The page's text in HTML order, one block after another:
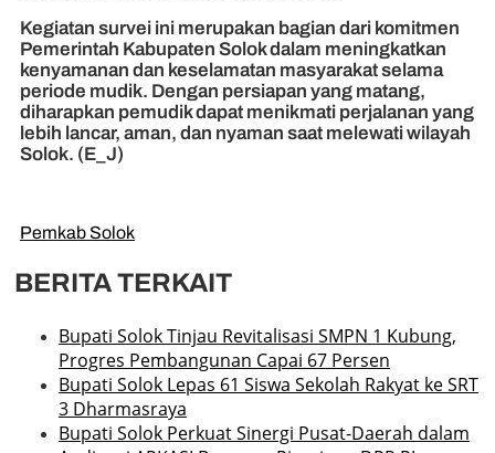
Kegiatan survei ini merupakan bagian dari komitmen
Pemerintah Kabupaten Solok dalam meningkatkan
kenyamanan dan keselamatan masyarakat selama
periode mudik. Dengan persiapan yang matang,
diharapkan pemudik dapat menikmati perjalanan yang
lebih lancar, aman, dan nyaman saat melewati wilayah
Solok. (E_J)
Pemkab Solok
BERITA TERKAIT
Bupati Solok Tinjau Revitalisasi SMPN 1 Kubung,
Progres Pembangunan Capai 67 Persen
Bupati Solok Lepas 61 Siswa Sekolah Rakyat ke SRT
3 Dharmasraya
Bupati Solok Perkuat Sinergi Pusat-Daerah dalam